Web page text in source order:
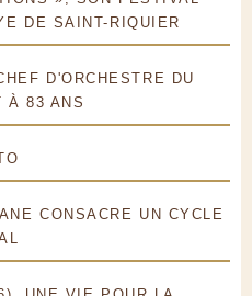
DE SAINT-RIQUIER
D'ORCHESTRE DU
À 83 ANS
CONSACRE UN CYCLE